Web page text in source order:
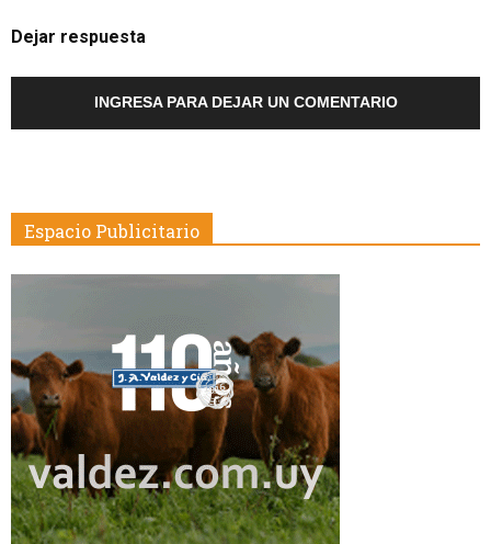
Dejar respuesta
INGRESA PARA DEJAR UN COMENTARIO
Espacio Publicitario